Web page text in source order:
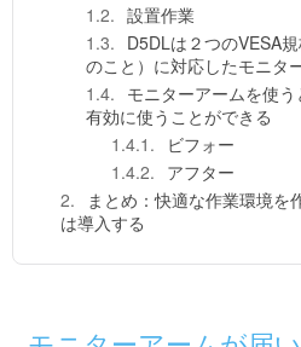
設置作業
D5DLは２つのVESA
のこと）に対応したモニタ
モニターアームを使
有効に使うことができる
ビフォー
アフター
まとめ：快適な作業環境を
は導入する